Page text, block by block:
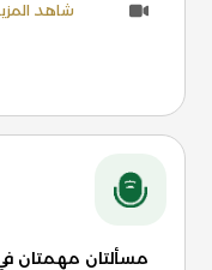
شاهد
مسألتان مهمتان